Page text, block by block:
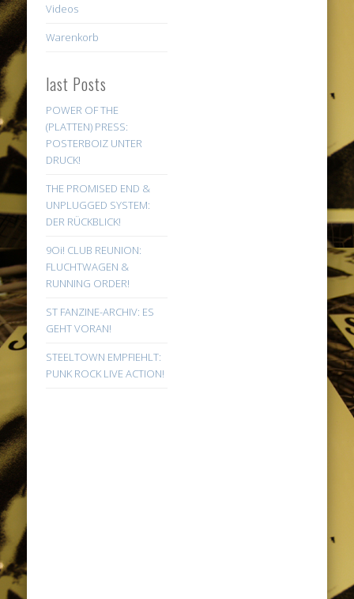
Videos
Warenkorb
last Posts
POWER OF THE
(PLATTEN) PRESS:
POSTERBOIZ UNTER
DRUCK!
THE PROMISED END &
UNPLUGGED SYSTEM:
DER RÜCKBLICK!
9Oi! CLUB REUNION:
FLUCHTWAGEN &
RUNNING ORDER!
ST FANZINE-ARCHIV: ES
GEHT VORAN!
STEELTOWN EMPFIEHLT:
PUNK ROCK LIVE ACTION!